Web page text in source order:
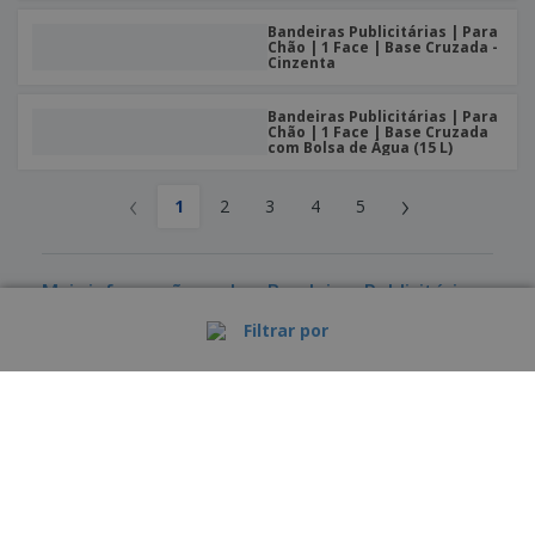
Filtrar por
Bandeiras Publicitárias | Para
Chão | 1 Face | Base Cruzada -
Cinzenta
Bandeiras Publicitárias | Para
Chão | 1 Face | Base Cruzada
com Bolsa de Água (15 L)
‹ 1 2 3 4 5 ›
Mais informações sobre Bandeiras Publicitárias
Personalizados Baratos